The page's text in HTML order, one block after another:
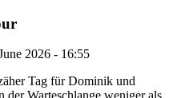
2026 - 16:55
Tag für Dominik und